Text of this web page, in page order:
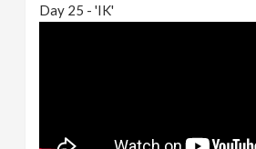
Day 25 - 'IK'